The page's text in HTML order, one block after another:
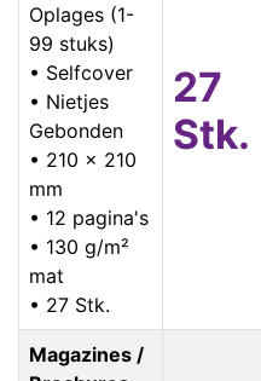
Oplages (1-
99 stuks)
• Selfcover
• Nietjes
Gebonden
• 210 x 210
mm
• 12 pagina's
• 130 g/m²
mat
• 27 Stk.
27
Stk.
Magazines /